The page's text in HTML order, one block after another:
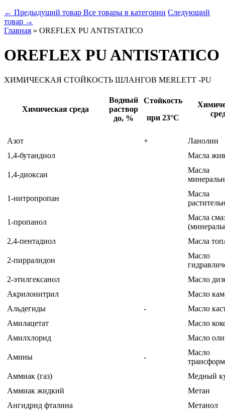
← Предыдущий товар Все товары в категории Следующий
товар →
Главная » OREFLEX PU ANTISTATICO
OREFLEX PU ANTISTATICO
ХИМИЧЕСКАЯ СТОЙКОСТЬ ШЛАНГОВ MERLETT -PU
Химическая среда
Водный
раствор
до, %
Стойкость
при 23°С
Азот +
Ланолин
1,4-бутандиол
Масла
1,4-диоксан
Масла
1-нитропропан
Масла
1-пропанол
Масла
2,4-пентадиол
Масла
2-пирралидон
Масло
2-этилгексанол
Масло
Акрилонитрил
Масло
Альдегиды
-
Масло
Амилацетат
Масло
Амилхлорид
Масло
Амины -
Масло
Аммиак (газ)
Медный
Аммиак жидкий
Метан
Ангидрид фталина
Метанол